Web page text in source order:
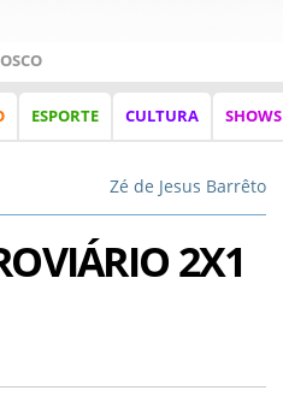
ESPORTE CULTURA SHOWS
Zé de Jesus Barrêto
2X1